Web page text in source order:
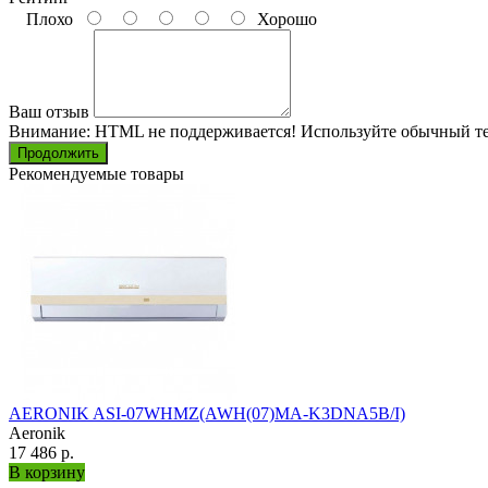
Плохо
Хорошо
Ваш отзыв
Внимание: HTML не поддерживается! Используйте обычный
Продолжить
Рекомендуемые товары
AERONIK ASI-07WHMZ(AWH(07)MA-K3DNA5B/I)
Aeronik
17 486 р.
В корзину